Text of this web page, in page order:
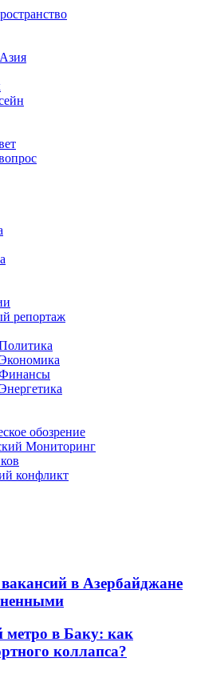
репортаж
обозрение
Мониторинг
конфликт
в Азербайджане
метро в Баку: как
коллапса?